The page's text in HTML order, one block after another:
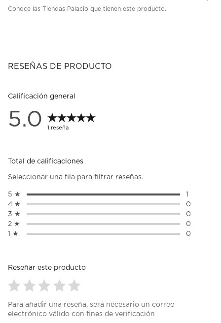
Conoce las Tiendas Palacio que tienen este producto.
RESEÑAS DE PRODUCTO
Total de calificaciones
Seleccionar una fila para filtrar reseñas.
5 ★ estrellas
1
1 reseña
4 ★ estrellas
0
0
3 ★ estrellas
0
0
2 ★ estrellas
0
0
1 ★ estrellas
0
Calificación general
5.0 1 reseña
Reseñar este producto
para
calificar
para
calificar
para
calificar
para
calificar
para
calificar
Para añadir una reseña, será necesario un correo
electrónico válido con fines de verificación